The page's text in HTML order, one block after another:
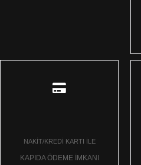
NAKİT/KREDİ KARTI İLE
KAPIDA ÖDEME İMKANI